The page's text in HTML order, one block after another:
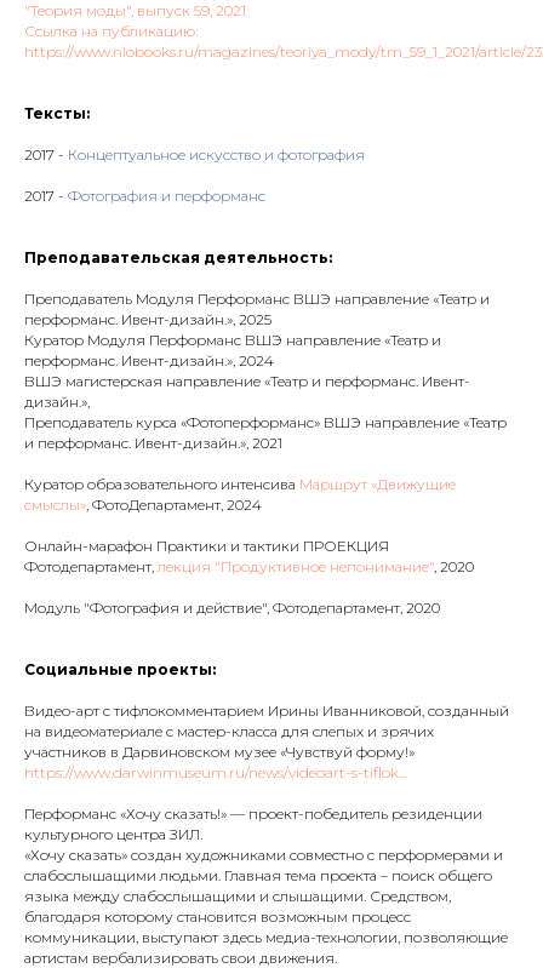
"Теория моды", выпуск 59, 2021
Ссылка на публикацию:
https://www.nlobooks.ru/magazines/teoriya_mody/tm_59_1_2021/article/
Тексты:
2017 - Концептуальное искусство и фотография
2017 - Фотография и перформанс
Преподавательская деятельность:
Преподаватель Модуля Перформанс ВШЭ направление «Театр и
перформанс. Ивент-дизайн.», 2025
Куратор Модуля Перформанс ВШЭ направление «Театр и
перформанс. Ивент-дизайн.», 2024
ВШЭ магистерская направление «Театр и перформанс. Ивент-
дизайн.»,
Преподаватель курса «Фотоперформанс» ВШЭ направление «Театр
и перформанс. Ивент-дизайн.», 2021
Куратор образовательного интенсива Маршрут «Движущие
смыслы» , ФотоДепартамент, 2024
Онлайн-марафон Практики и тактики ПРОЕКЦИЯ
Фотодепартамент, лекция "Продуктивное непонимание" , 2020
Модуль "Фотография и действие", Фотодепартамент, 2020
Социальные проекты:
Видео-арт с тифлокомментарием Ирины Иванниковой, созданный
на видеоматериале с мастер-класса для слепых и зрячих
участников в Дарвиновском музее «Чувствуй форму!»
https://www.darwinmuseum.ru/news/videoart-s-tiflok...
Перформанс «Хочу сказать!» — проект-победитель резиденции
культурного центра ЗИЛ.
«Хочу сказать» создан художниками совместно с перформерами и
слабослышащими людьми. Главная тема проекта – поиск общего
языка между слабослышащими и слышащими. Средством,
благодаря которому становится возможным процесс
коммуникации, выступают здесь медиа-технологии, позволяющие
артистам вербализировать свои движения.